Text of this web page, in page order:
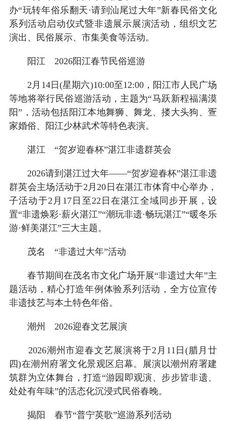
办“玩转年俗乐翻天·请到汕尾过大年”新春民俗文化
系列活动启动仪式暨非遗展示展演活动，组织文艺
演出、民俗展示、市集美食等活动。
阳江 2026阳江春节民俗巡游
2月14日(星期六)10:00至12:00，阳江市人民广场
等地将举行民俗巡游活动，主题为“马跃新程福满漠
阳”，活动包括阳江本地舞狮、舞龙、搂大头狗、疍
家婚俗、阳江少林武术等特色表演。
湛江 “贺岁迎春杯”湛江非遗群英会
2026请到湛江过大年——“贺岁迎春杯”湛江非遗
群英会主场活动于2月20日在湛江市体育中心举办，
子活动于2月17日至22日在湛江全域同步开展，设
置“非遗焕彩·薪火湛江”“潮玩非遗·畅玩湛江”“暖冬乐
游·鲜美湛江”三大主题。
茂名 “非遗过大年”活动
春节期间在茂名市文化广场开展“非遗过大年”主
题活动，精心打造年例体验系列活动，全方位宣传
非遗技艺与本土特色年俗。
潮州 2026迎春文艺展演
2026潮州市迎春文艺展演将于2月11日(腊月廿
四)在潮州府署文化景观区启幕。展演以潮州府署建
筑群为立体舞台，打造“游园即观演、步步皆非遗、
处处有年味”的活态化沉浸式民俗春晚。
揭阳 春节“普宁英歌”巡游系列活动